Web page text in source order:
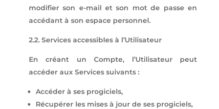
modifier son e-mail et son mot de passe en
accédant à son espace personnel.
2.2. Services accessibles à l’Utilisateur
En créant un Compte, l’Utilisateur peut
accéder aux Services suivants :
Accéder à ses progiciels,
Récupérer les mises à jour de ses progiciels,